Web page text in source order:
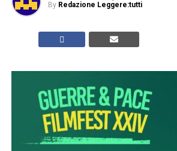
By Redazione Leggere:tutti